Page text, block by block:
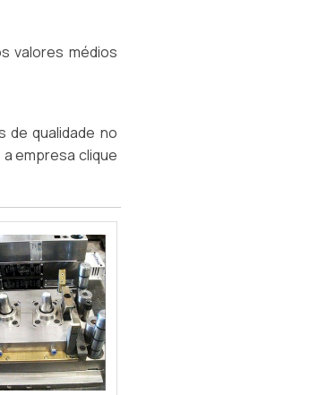
valores médios
de qualidade no
empresa clique